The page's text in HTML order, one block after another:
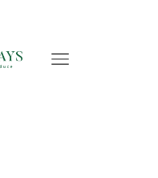
STORE メニュー